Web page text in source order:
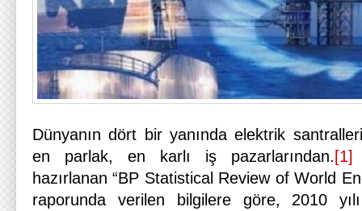
Dünyanın dört bir yanında elektrik
en parlak, en karlı iş pazarlarından. [1]
hazırlanan “BP Statistical Review of World
raporunda verilen bilgilere göre, 2010